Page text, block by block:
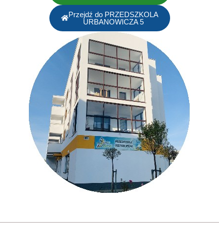
Przejdź do PRZEDSZKOLA
URBANOWICZA 5